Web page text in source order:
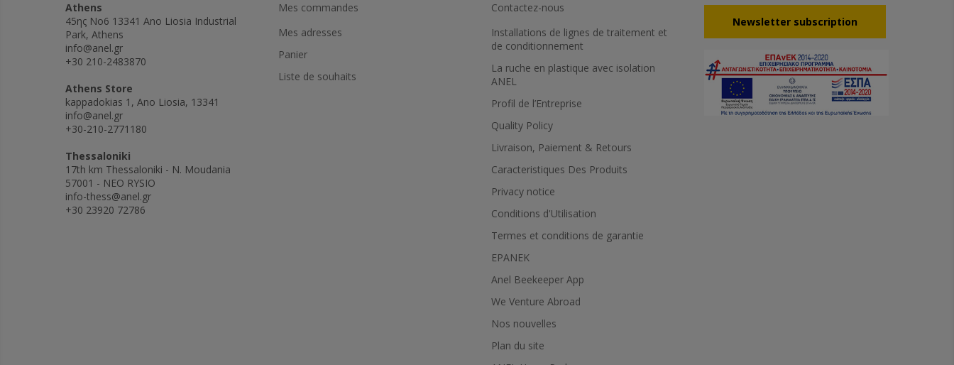
Athens
45ης Νο6 13341 Ano Liosia Industrial
Park, Athens
info@anel.gr
+30 210-2483870
Athens Store
kappadokias 1, Ano Liosia, 13341
info@anel.gr
+30-210-2771180
Thessaloniki
17th km Thessaloniki - N. Moudania
57001 - NEO RYSIO
info-thess@anel.gr
+30 23920 72786
Mes commandes
Mes adresses
Panier
Liste de souhaits
Contactez-nous
Installations de lignes de traitement et
de conditionnement
La ruche en plastique avec isolation
ANEL
Profil de l’Εntreprise
Quality Policy
Livraison, Paiement & Retours
Caracteristiques Des Produits
Privacy notice
Conditions d'Utilisation
Termes et conditions de garantie
EPANEK
Anel Beekeeper App
We Venture Abroad
Nos nouvelles
Plan du site
Νewsletter subscription